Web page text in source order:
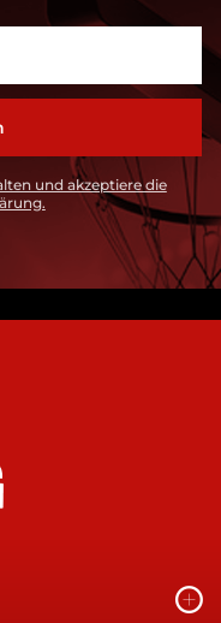
und akzeptiere die